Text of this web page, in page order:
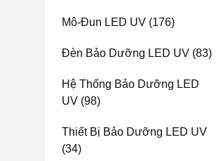
Mô-Đun LED UV (176)
Đèn Bảo Dưỡng LED UV (83)
Hệ Thống Bảo Dưỡng LED
UV (98)
Thiết Bị Bảo Dưỡng LED UV
(34)